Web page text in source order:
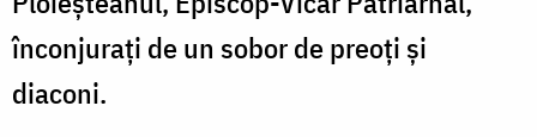
înconjurați de un sobor de preoți și
diaconi.